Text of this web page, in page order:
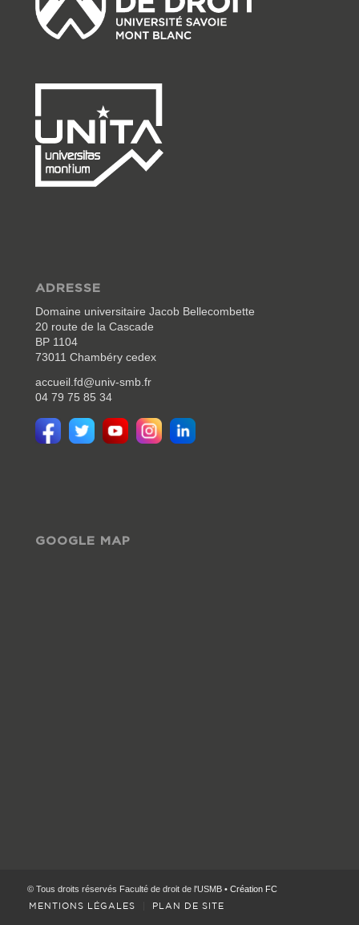
ADRESSE
Domaine universitaire Jacob Bellecombette
20 route de la Cascade
BP 1104
73011 Chambéry cedex
accueil.fd@univ-smb.fr
04 79 75 85 34
GOOGLE MAP
© Tous droits réservés Faculté de droit de l'USMB • Création FC
MENTIONS LÉGALES PLAN DE SITE